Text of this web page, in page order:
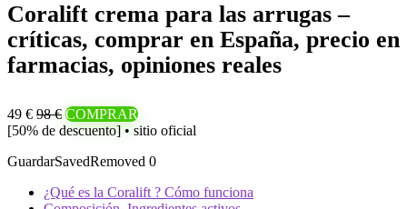
Coralift crema para las arrugas –
críticas, comprar en España, precio en
farmacias, opiniones reales
49 € 98 € COMPRAR
[50% de descuento] • sitio oficial
GuardarSavedRemoved 0
¿Qué es la Coralift ? Cómo funciona